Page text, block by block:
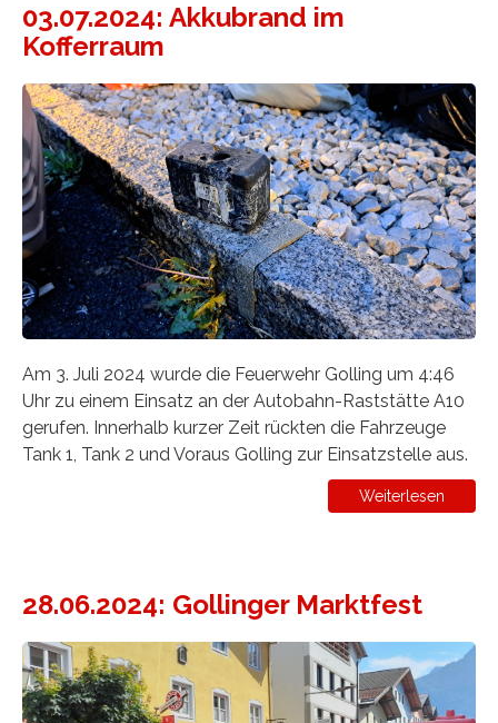
03.07.2024: Akkubrand im
Kofferraum
Am 3. Juli 2024 wurde die Feuerwehr Golling um 4:46
Uhr zu einem Einsatz an der Autobahn-Raststätte A10
gerufen. Innerhalb kurzer Zeit rückten die Fahrzeuge
Tank 1, Tank 2 und Voraus Golling zur Einsatzstelle aus.
Weiterlesen
28.06.2024: Gollinger Marktfest